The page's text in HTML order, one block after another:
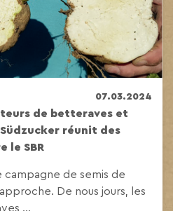
07.03.2024
de betteraves et
réunit des
le SBR
campagne de semis de
De nous jours, les
...